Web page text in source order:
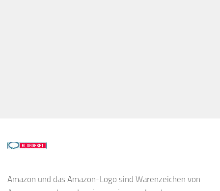
Amazon und das Amazon-Logo sind Warenzeichen von